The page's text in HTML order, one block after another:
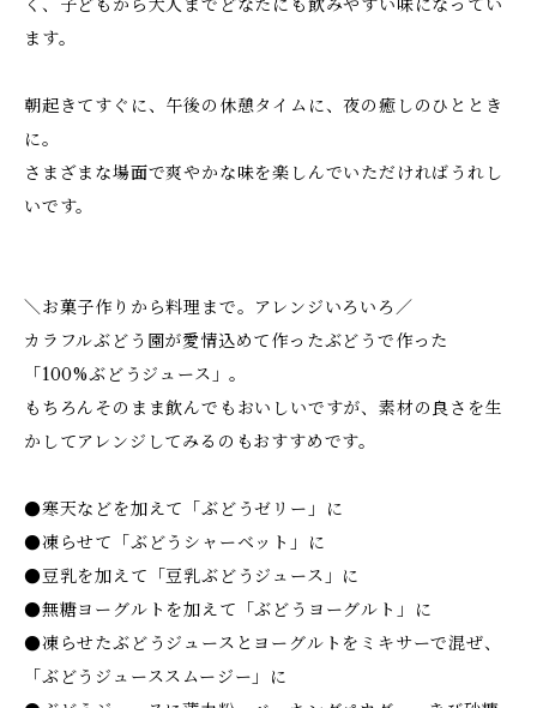
く、子どもから大人までどなたにも飲みやすい味になってい
ます。
朝起きてすぐに、午後の休憩タイムに、夜の癒しのひととき
に。
さまざまな場面で爽やかな味を楽しんでいただければうれし
いです。
＼お菓子作りから料理まで。アレンジいろいろ／
カラフルぶどう園が愛情込めて作ったぶどうで作った
「100%ぶどうジュース」。
もちろんそのまま飲んでもおいしいですが、素材の良さを生
かしてアレンジしてみるのもおすすめです。
●寒天などを加えて「ぶどうゼリー」に
●凍らせて「ぶどうシャーベット」に
●豆乳を加えて「豆乳ぶどうジュース」に
●無糖ヨーグルトを加えて「ぶどうヨーグルト」に
●凍らせたぶどうジュースとヨーグルトをミキサーで混ぜ、
「ぶどうジューススムージー」に